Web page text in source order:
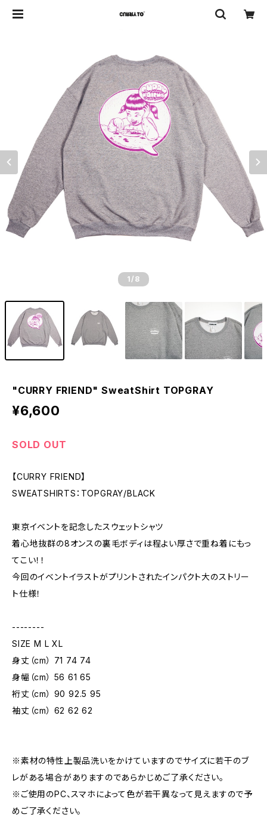
1 /8
"CURRY FRIEND" SweatShirt TOPGRAY
¥6,600
SOLD OUT
【CURRY FRIEND】
SWEATSHIRTS：TOPGRAY/BLACK
東京イベントを記念したスウェットシャツ
着心地抜群の8オンスの裏毛ボディは程よい厚さで重ね着にもっ
てこい！！
今回のイベントイラストがプリントされたインパクト大のストリー
ト仕様！
--------
SIZE M L XL
身丈（cm） 71 74 74
身幅（cm） 56 61 65
裄丈（cm） 90 92.5 95
袖丈（cm） 62 62 62
※素材の特性上製品洗いをかけていますのでサイズに若干のブ
レがある場合がありますのであらかじめご了承ください。
※ご使用のPC、スマホによって色が若干異なって見えますので予
めご了承ください。